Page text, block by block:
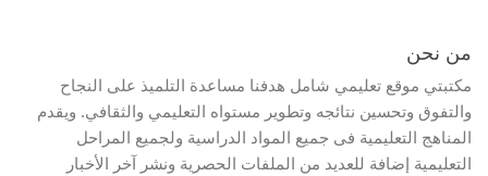
من نحن
مكتبتي موقع تعليمي شامل هدفنا مساعدة التلميذ على النجاح
والتفوق وتحسين نتائجه وتطوير مستواه التعليمي والثقافي. ويقدم
المناهج التعليمية فى جميع المواد الدراسية ولجميع المراحل
التعليمية إضافة للعديد من الملفات الحصرية ونشر آخر الأخبار